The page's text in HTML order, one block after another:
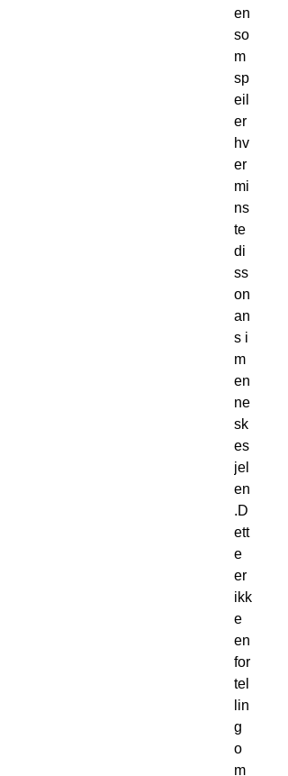
en
so
m
sp
eil
er
hv
er
mi
ns
te
di
ss
on
an
s i
m
en
ne
sk
es
jel
en
.D
ett
e
er
ikk
e
en
for
tel
lin
g
o
m